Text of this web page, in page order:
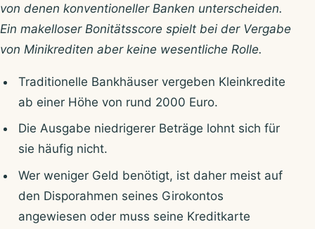
von denen konventioneller Banken unterscheiden.
Ein makelloser Bonitätsscore spielt bei der Vergabe
von Minikrediten aber keine wesentliche Rolle.
Traditionelle Bankhäuser vergeben Kleinkredite
ab einer Höhe von rund 2000 Euro.
Die Ausgabe niedrigerer Beträge lohnt sich für
sie häufig nicht.
Wer weniger Geld benötigt, ist daher meist auf
den Disporahmen seines Girokontos
angewiesen oder muss seine Kreditkarte